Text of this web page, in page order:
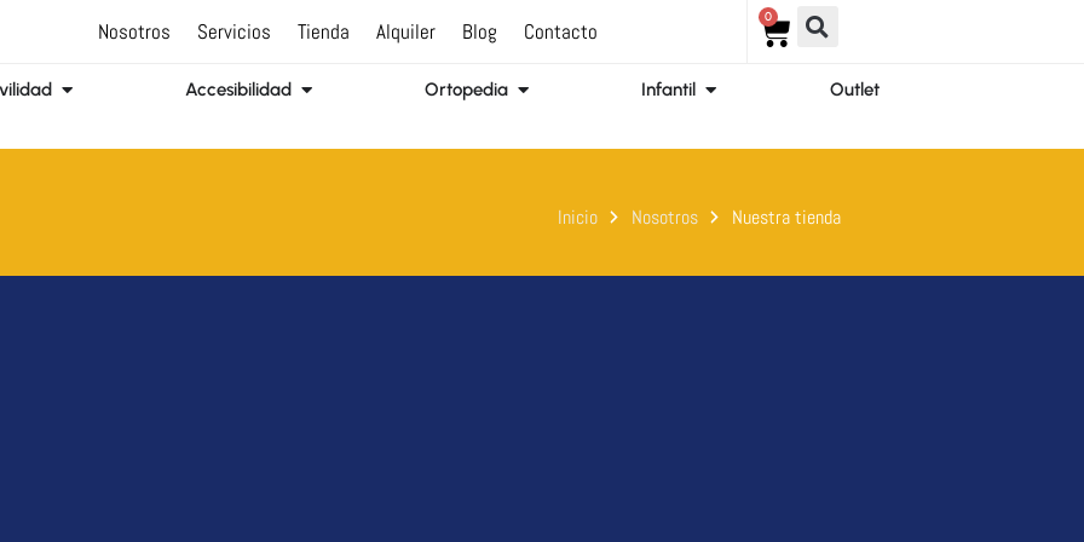
Nosotros Servicios Tienda Alquiler Blog Contacto
0
Carrito
Abrir Movilidad Accesibilidad Abrir AccesibilidadOrtopedia Abrir OrtopediaInfantil Abrir Infantil Outlet
Inicio Nosotros Nuestra tienda